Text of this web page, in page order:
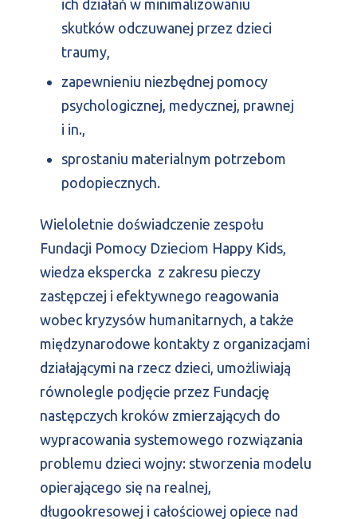
ich działań w minimalizowaniu
skutków odczuwanej przez dzieci
traumy,
zapewnieniu niezbędnej pomocy
psychologicznej, medycznej, prawnej
i in.,
sprostaniu materialnym potrzebom
podopiecznych.
Wieloletnie doświadczenie zespołu
Fundacji Pomocy Dzieciom Happy Kids,
wiedza ekspercka z zakresu pieczy
zastępczej i efektywnego reagowania
wobec kryzysów humanitarnych, a także
międzynarodowe kontakty z organizacjami
działającymi na rzecz dzieci, umożliwiają
równolegle podjęcie przez Fundację
następczych kroków zmierzających do
wypracowania systemowego rozwiązania
problemu dzieci wojny: stworzenia modelu
opierającego się na realnej,
długookresowej i całościowej opiece nad